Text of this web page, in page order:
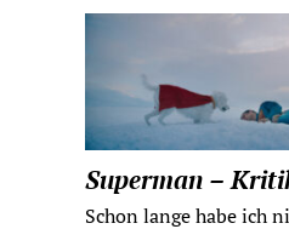
Superman –
Schon lange habe ich